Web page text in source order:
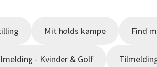
Mit holds kampe Find
- Kvinder & Golf